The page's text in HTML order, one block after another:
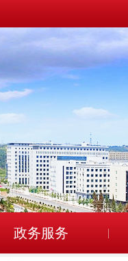
政务服务